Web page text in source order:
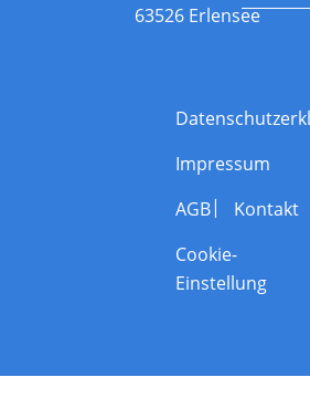
63526 Erlensee
Impressum
AGB
Kontakt
Cookie-
Einstellung